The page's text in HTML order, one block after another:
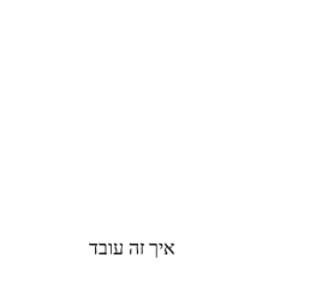
איך זה עובד